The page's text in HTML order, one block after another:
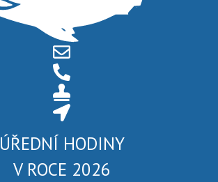
ÚŘEDNÍ HODINY
V ROCE 2026